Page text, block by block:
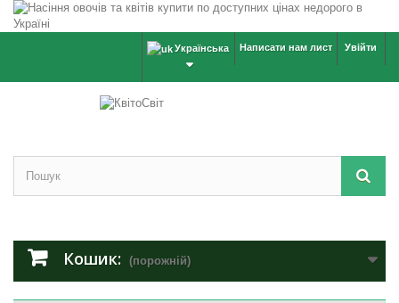
Увійти
Написати нам лист
Українська
Кошик: (порожній)